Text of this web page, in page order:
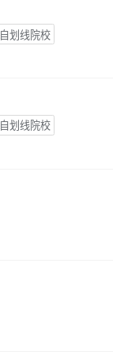
自划线院校
自划线院校